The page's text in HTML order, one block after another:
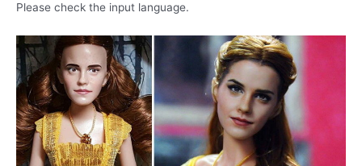
Please check the input language.